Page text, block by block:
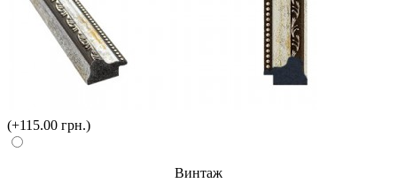
(+115.00 грн.)
Винтаж